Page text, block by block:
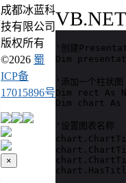
VB.NET
'创建
Dim
'添加一个柱状图
Dim rect As
Dim chart
'设置图表名称
成都冰蓝科
技有限公司
版权所有
©2026 蜀
ICP备
17015896号
×